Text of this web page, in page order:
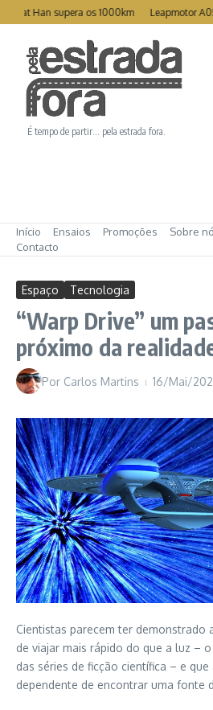
Ir para o conteúdo
Han supera os 1000km Leapmotor
É tempo de partir… pela estrada fora.
Início Ensaios Promoções
Sobre
Contacto
Espaço Tecnologia
“Warp Drive” um
próximo da
Por Carlos Martins 16/Mai/
Cientistas parecem ter demonstrado
de viajar mais rápido do que a luz –
das séries de ficção científica – e
dependente de encontrar uma fonte